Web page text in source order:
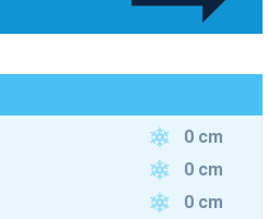
0 cm
0 cm
0 cm